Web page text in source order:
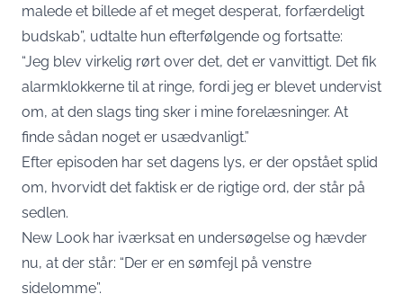
malede et billede af et meget desperat, forfærdeligt
budskab”, udtalte hun efterfølgende og fortsatte:
“Jeg blev virkelig rørt over det, det er vanvittigt. Det fik
alarmklokkerne til at ringe, fordi jeg er blevet undervist
om, at den slags ting sker i mine forelæsninger. At
finde sådan noget er usædvanligt.”
Efter episoden har set dagens lys, er der opstået splid
om, hvorvidt det faktisk er de rigtige ord, der står på
sedlen.
New Look har iværksat en undersøgelse og hævder
nu, at der står: “Der er en sømfejl på venstre
sidelomme”.